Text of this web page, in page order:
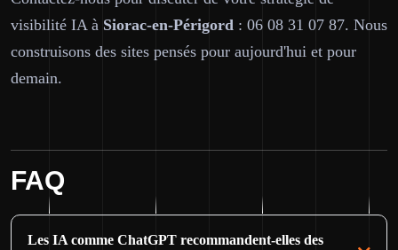
visibilité IA à Siorac-en-Périgord : 06 08 31 07 87. Nous
construisons des sites pensés pour aujourd'hui et pour
demain.
FAQ
Les IA comme ChatGPT recommandent-elles des